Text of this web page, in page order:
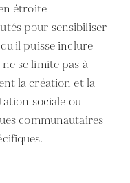
étroite
pour sensibiliser
puisse inclure
se limite pas à
la création et la
sociale ou
communautaires